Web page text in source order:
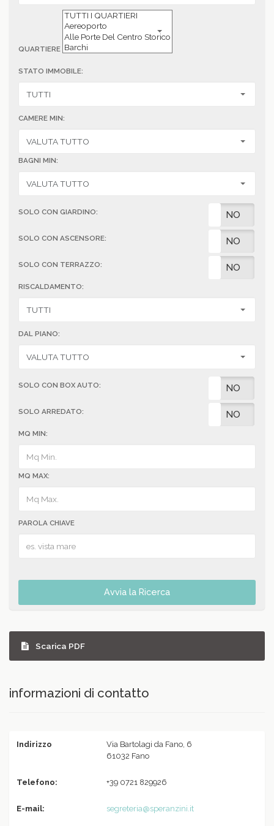
QUARTIERE
STATO IMMOBILE:
CAMERE MIN:
BAGNI MIN:
SOLO CON GIARDINO: NO
SOLO CON ASCENSORE: NO
SOLO CON TERRAZZO: NO
RISCALDAMENTO:
DAL PIANO:
SOLO CON BOX AUTO: NO
SOLO ARREDATO: NO
MQ MIN:
MQ MAX:
PAROLA CHIAVE
Avvia la Ricerca
Scarica PDF
informazioni di contatto
Indirizzo
Via Bartolagi da Fano, 6
61032 Fano
Telefono: +39 0721 829926
E-mail: segreteria@speranzini.it